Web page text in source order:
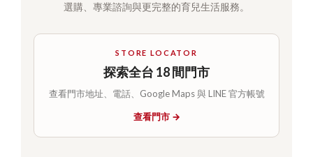
選購、專業諮詢與更完整的育兒生活服務。
STORE LOCATOR
探索全台 18 間門市
查看門市地址、電話、Google Maps 與 LINE 官方帳號
查看門市 →